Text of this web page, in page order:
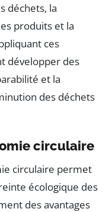
déchets, la
produits et la
ces
développer des
et la
des déchets
circulaire
circulaire permet
écologique des
des avantages